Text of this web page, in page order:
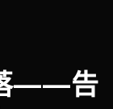
——告